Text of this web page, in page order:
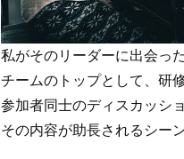
私がそのリーダーに出会っ
チームのトップとして、研
参加者同士のディスカッシ
その内容が助長されるシー